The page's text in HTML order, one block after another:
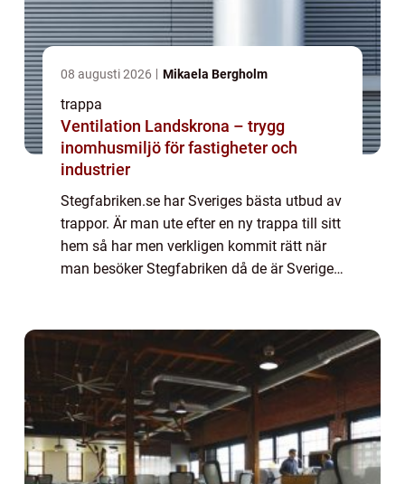
08 augusti 2026 Mikaela Bergholm
trappa
Ventilation Landskrona – trygg
inomhusmiljö för fastigheter och
industrier
Stegfabriken.se har Sveriges bästa utbud av
trappor. Är man ute efter en ny trappa till sitt
hem så har men verkligen kommit rätt när
man besöker Stegfabriken då de är Sveriges